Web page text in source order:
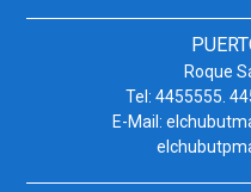
Roque
Tel: 4455555.
E-Mail: